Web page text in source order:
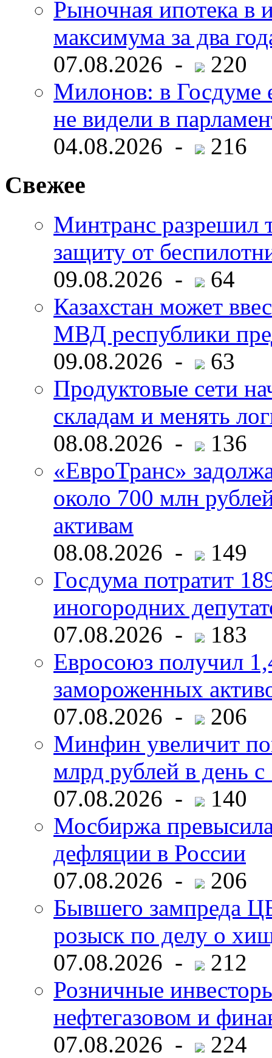
Рыночная ипотека в
максимума за два
07.08.2026 -
220
Милонов: в Госдуме
не видели в
04.08.2026 -
216
Свежее
Минтранс разрешил
защиту от
09.08.2026 -
64
Казахстан может
МВД республики
09.08.2026 -
63
Продуктовые сети
складам и менять
08.08.2026 -
136
«ЕвроТранс»
около 700 млн
активам
08.08.2026 -
149
Госдума потратит
иногородних
07.08.2026 -
183
Евросоюз получил
замороженных
07.08.2026 -
206
Минфин увеличит
млрд рублей в день с
07.08.2026 -
140
Мосбиржа
дефляции в России
07.08.2026 -
206
Бывшего зампреда
розыск по делу о
07.08.2026 -
212
Розничные
нефтегазовом и
07.08.2026 -
224